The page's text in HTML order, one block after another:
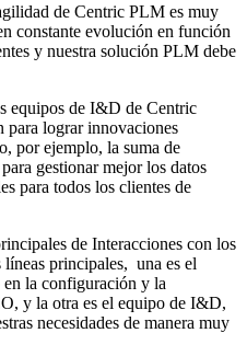
de Centric PLM es muy
constante evolución en función
y nuestra solución PLM debe
equipos de I&D de Centric
para lograr innovaciones
por ejemplo, la suma de
gestionar mejor los datos
para todos los clientes de
de Interacciones con los
principales, una es el
la configuración y la
y la otra es el equipo de I&D,
necesidades de manera muy